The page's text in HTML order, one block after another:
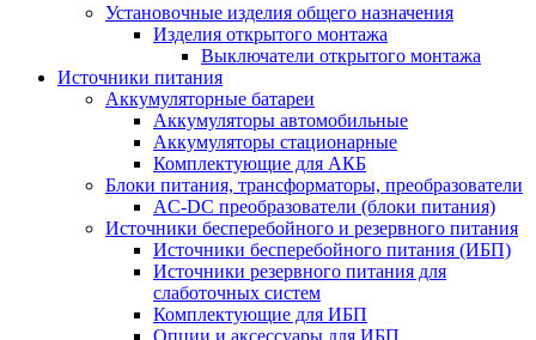
Установочные изделия общего назначения
Изделия открытого монтажа
Выключатели открытого монтажа
Источники питания
Аккумуляторные батареи
Аккумуляторы автомобильные
Аккумуляторы стационарные
Комплектующие для АКБ
Блоки питания, трансформаторы, преобразователи
AC-DC преобразователи (блоки питания)
Источники бесперебойного и резервного питания
Источники бесперебойного питания (ИБП)
Источники резервного питания для
слаботочных систем
Комплектующие для ИБП
Опции и аксессуары для ИБП